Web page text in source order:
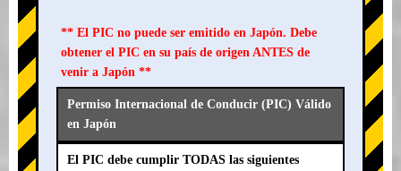
** El PIC no puede ser emitido en Japón. Debe
obtener el PIC en su país de origen ANTES de
venir a Japón **
Permiso Internacional de Conducir (PIC) Válido
en Japón
El PIC debe cumplir TODAS las siguientes